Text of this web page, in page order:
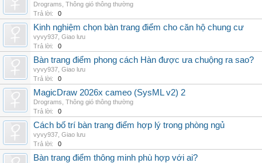
Drograms Thông gió thông thường
Trả lời:
0
Kinh nghiệm chọn bàn trang điểm cho căn hộ chung cư
vyvy937 Giao lưu
Trả lời:
0
Bàn trang điểm phong cách Hàn được ưa chuộng ra sao?
vyvy937 Giao lưu
Trả lời:
0
MagicDraw 2026x cameo (SysML v2) 2
Drograms Thông gió thông thường
Trả lời:
0
Cách bố trí bàn trang điểm hợp lý trong phòng ngủ
vyvy937 Giao lưu
Trả lời:
0
Bàn trang điểm thông minh phù hợp với ai?